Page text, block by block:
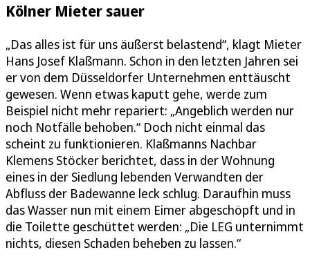
Kölner Mieter sauer
„Das alles ist für uns äußerst belastend“, klagt Mieter
Hans Josef Klaßmann. Schon in den letzten Jahren sei
er von dem Düsseldorfer Unternehmen enttäuscht
gewesen. Wenn etwas kaputt gehe, werde zum
Beispiel nicht mehr repariert: „Angeblich werden nur
noch Notfälle behoben.“ Doch nicht einmal das
scheint zu funktionieren. Klaßmanns Nachbar
Klemens Stöcker berichtet, dass in der Wohnung
eines in der Siedlung lebenden Verwandten der
Abfluss der Badewanne leck schlug. Daraufhin muss
das Wasser nun mit einem Eimer abgeschöpft und in
die Toilette geschüttet werden: „Die LEG unternimmt
nichts, diesen Schaden beheben zu lassen.“